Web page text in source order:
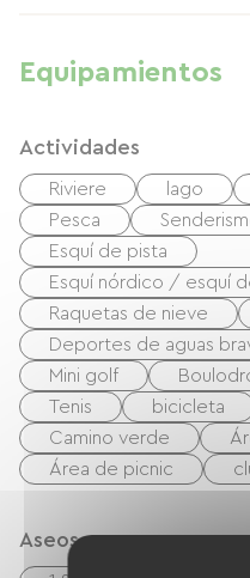
Equipamientos
Actividades
Riviere lago
Pesca
Esquí de pista
Esquí nórdico / esquí
Raquetas de nieve
Deportes de aguas
Mini golf
Tenis
bicicleta
Camino verde
Área de picnic
Aseos